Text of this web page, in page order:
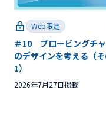
Web限定
＃10 プロービングチ
のデザインを考える（
1）
2026年7月27日掲載